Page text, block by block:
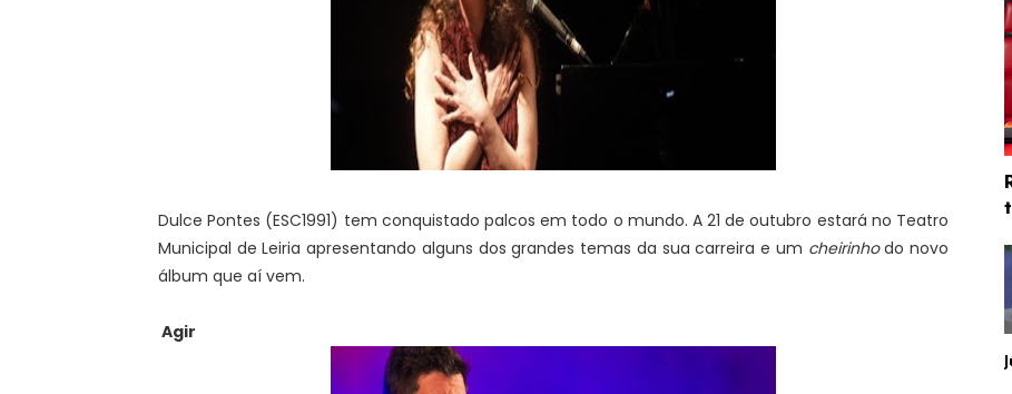
Dulce Pontes (ESC1991) tem conquistado palcos em todo o mundo. A 21 de outubro estará no Teatro
Municipal de Leiria apresentando alguns dos grandes temas da sua carreira e um cheirinhodo novo
álbum que aí vem.
Agir